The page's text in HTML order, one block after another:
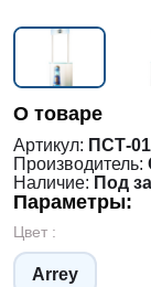
О товаре
Артикул: ПСТ-
Производитель:
Наличие: Под
Параметры:
Цвет :
Arrey